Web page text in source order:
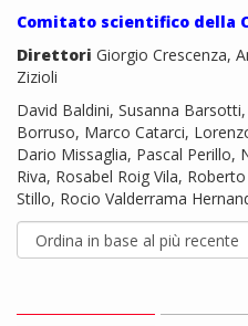
Comitato scientifico della
Direttori Giorgio Crescenza,
Zizioli
David Baldini, Susanna
Borruso, Marco Catarci,
Dario Missaglia, Pascal Perillo,
Riva, Rosabel Roig Vila,
Stillo, Rocio Valderrama